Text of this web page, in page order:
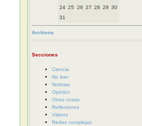
24 25 26 27 28 29 30
31
Archivos
Secciones
Ciencia
No leer
Noticias
Opinión
Otras cosas
Reflexiones
Videos
Redes complejas